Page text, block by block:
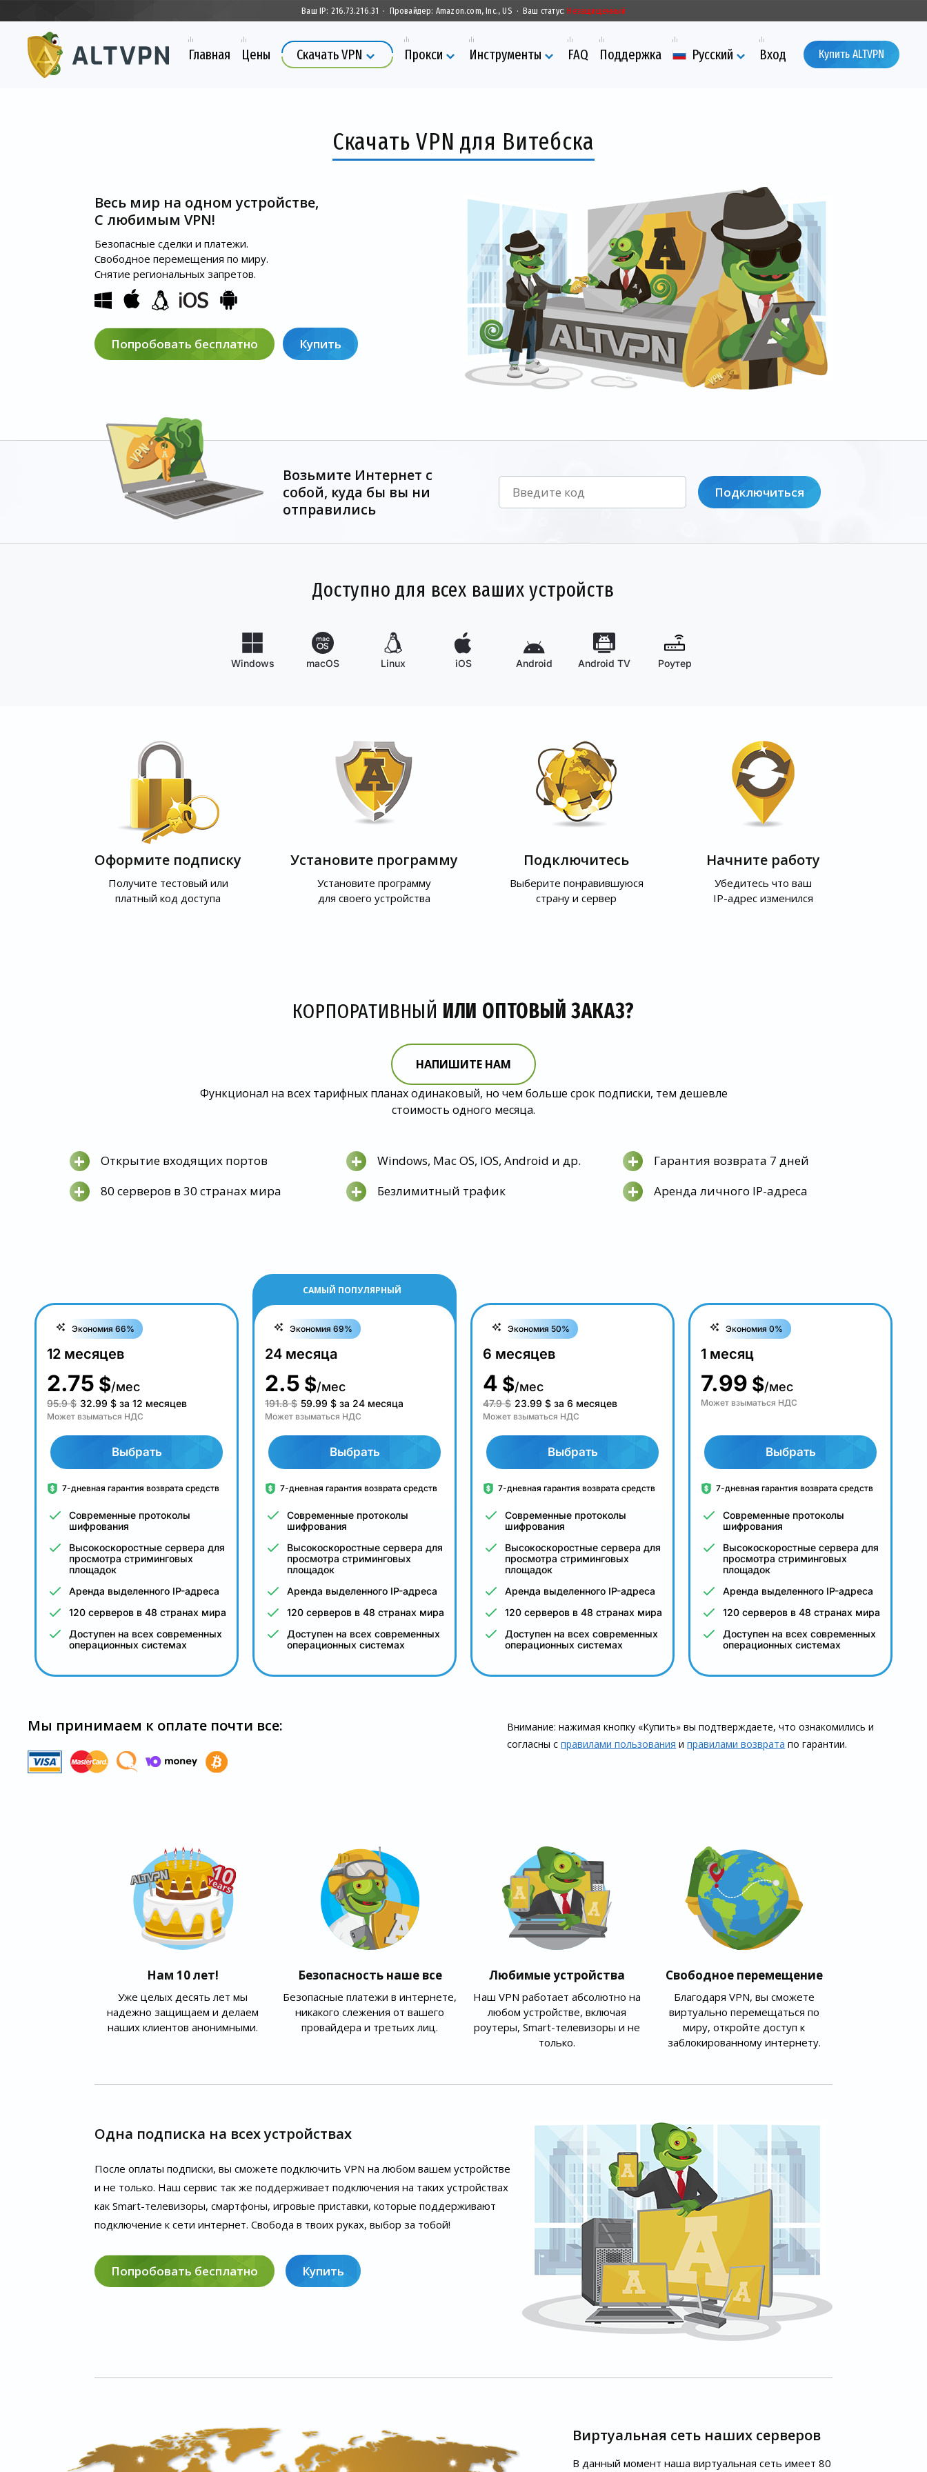
Ваш IP: 216.73.216.31 · Провайдер: Amazon.com, Inc., US · Ваш статус:Незащищенный
Главная Цены Скачать VPN Прокси Инструменты FAQ Поддержка Русский Вход Купить ALTVPN
Скачать VPN для Витебска
Весь мир на одном устройстве,
С любимым VPN!
Безопасные сделки и платежи.
Свободное перемещения по миру.
Снятие региональных запретов.
Попробовать бесплатно Купить
Возьмите Интернет с
собой, куда бы вы ни
отправились
Подключиться
Доступно для всех ваших устройств
Windows macOS Linux iOS Android Android TV Роутер
Оформите подписку
Получите тестовый или
платный код доступа
Установите программу
Установите программу
для своего устройства
Подключитесь
Выберите понравившуюся
страну и сервер
Начните работу
Убедитесь что ваш
IP-адрес изменился
КОРПОРАТИВНЫЙ ИЛИ ОПТОВЫЙ ЗАКАЗ?
НАПИШИТЕ НАМ
Функционал на всех тарифных планах одинаковый, но чем больше срок подписки, тем дешевле
стоимость одного месяца.
+ Открытие входящих портов + Windows, Mac OS, IOS, Android и др. + Гарантия возврата 7 дней
+ 80 серверов в 30 странах мира + Безлимитный трафик + Аренда личного IP-адреса
САМЫЙ ПОПУЛЯРНЫЙ
Экономия 69%
24 месяца
2.5 $/мес
191.8 $ 59.99 $ за 24 месяца
Может взыматься НДС
Выбрать
7-дневная гарантия возврата средств
Современные протоколы
шифрования
Высокоскоростные сервера для
просмотра стриминговых
площадок
Аренда выделенного IP-адреса
120 серверов в 48 странах мира
Доступен на всех современных
операционных системах
Экономия 66%
12 месяцев
2.75 $/мес
95.9 $ 32.99 $ за 12 месяцев
Может взыматься НДС
Выбрать
7-дневная гарантия возврата средств
Современные протоколы
шифрования
Высокоскоростные сервера для
просмотра стриминговых
площадок
Аренда выделенного IP-адреса
120 серверов в 48 странах мира
Доступен на всех современных
операционных системах
Экономия 50%
6 месяцев
4 $/мес
47.9 $ 23.99 $ за 6 месяцев
Может взыматься НДС
Выбрать
7-дневная гарантия возврата средств
Современные протоколы
шифрования
Высокоскоростные сервера для
просмотра стриминговых
площадок
Аренда выделенного IP-адреса
120 серверов в 48 странах мира
Доступен на всех современных
операционных системах
Экономия 0%
1 месяц
7.99 $/мес
Может взыматься НДС
Выбрать
7-дневная гарантия возврата средств
Современные протоколы
шифрования
Высокоскоростные сервера для
просмотра стриминговых
площадок
Аренда выделенного IP-адреса
120 серверов в 48 странах мира
Доступен на всех современных
операционных системах
Мы принимаем к оплате почти все:
Внимание: нажимая кнопку «Купить» вы подтверждаете, что озна­комились и
согласны справилами пользования иправилами воз­врата по гарантии.
Нам 10 лет!
Уже целых десять лет мы
надежно защищаем и делаем
наших клиентов анонимными.
Безопасность наше все
Безопасные платежи в интернете,
никакого слежения от вашего
провайдера и третьих лиц.
Любимые устройства
Наш VPN работает абсолютно на
любом устройстве, включая
роутеры, Smart-телевизоры и не
только.
Свободное перемещение
Благодаря VPN, вы сможете
виртуально перемещаться по
миру, откройте доступ к
заблокированному интернету.
Одна подписка на всех устройствах
После оплаты подписки, вы сможете подключить VPN на любом вашем устройстве
и не только. Наш сервис так же поддерживает подключения на таких устройствах
как Smart-телевизоры, смартфоны, игровые приставки, которые поддерживают
подключение к сети интернет. Свобода в твоих руках, выбор за тобой!
Попробовать бесплатно Купить
Виртуальная сеть наших серверов
В данный момент наша виртуальная сеть имеет 80